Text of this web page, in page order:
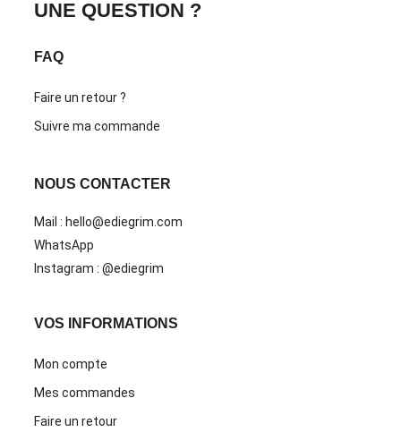
UNE QUESTION ?
FAQ
Faire un retour ?
Suivre ma commande
NOUS CONTACTER
Mail : hello@ediegrim.com
WhatsApp
Instagram : @ediegrim
VOS INFORMATIONS
Mon compte
Mes commandes
Faire un retour